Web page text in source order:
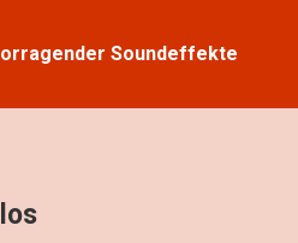
Soundeffekte